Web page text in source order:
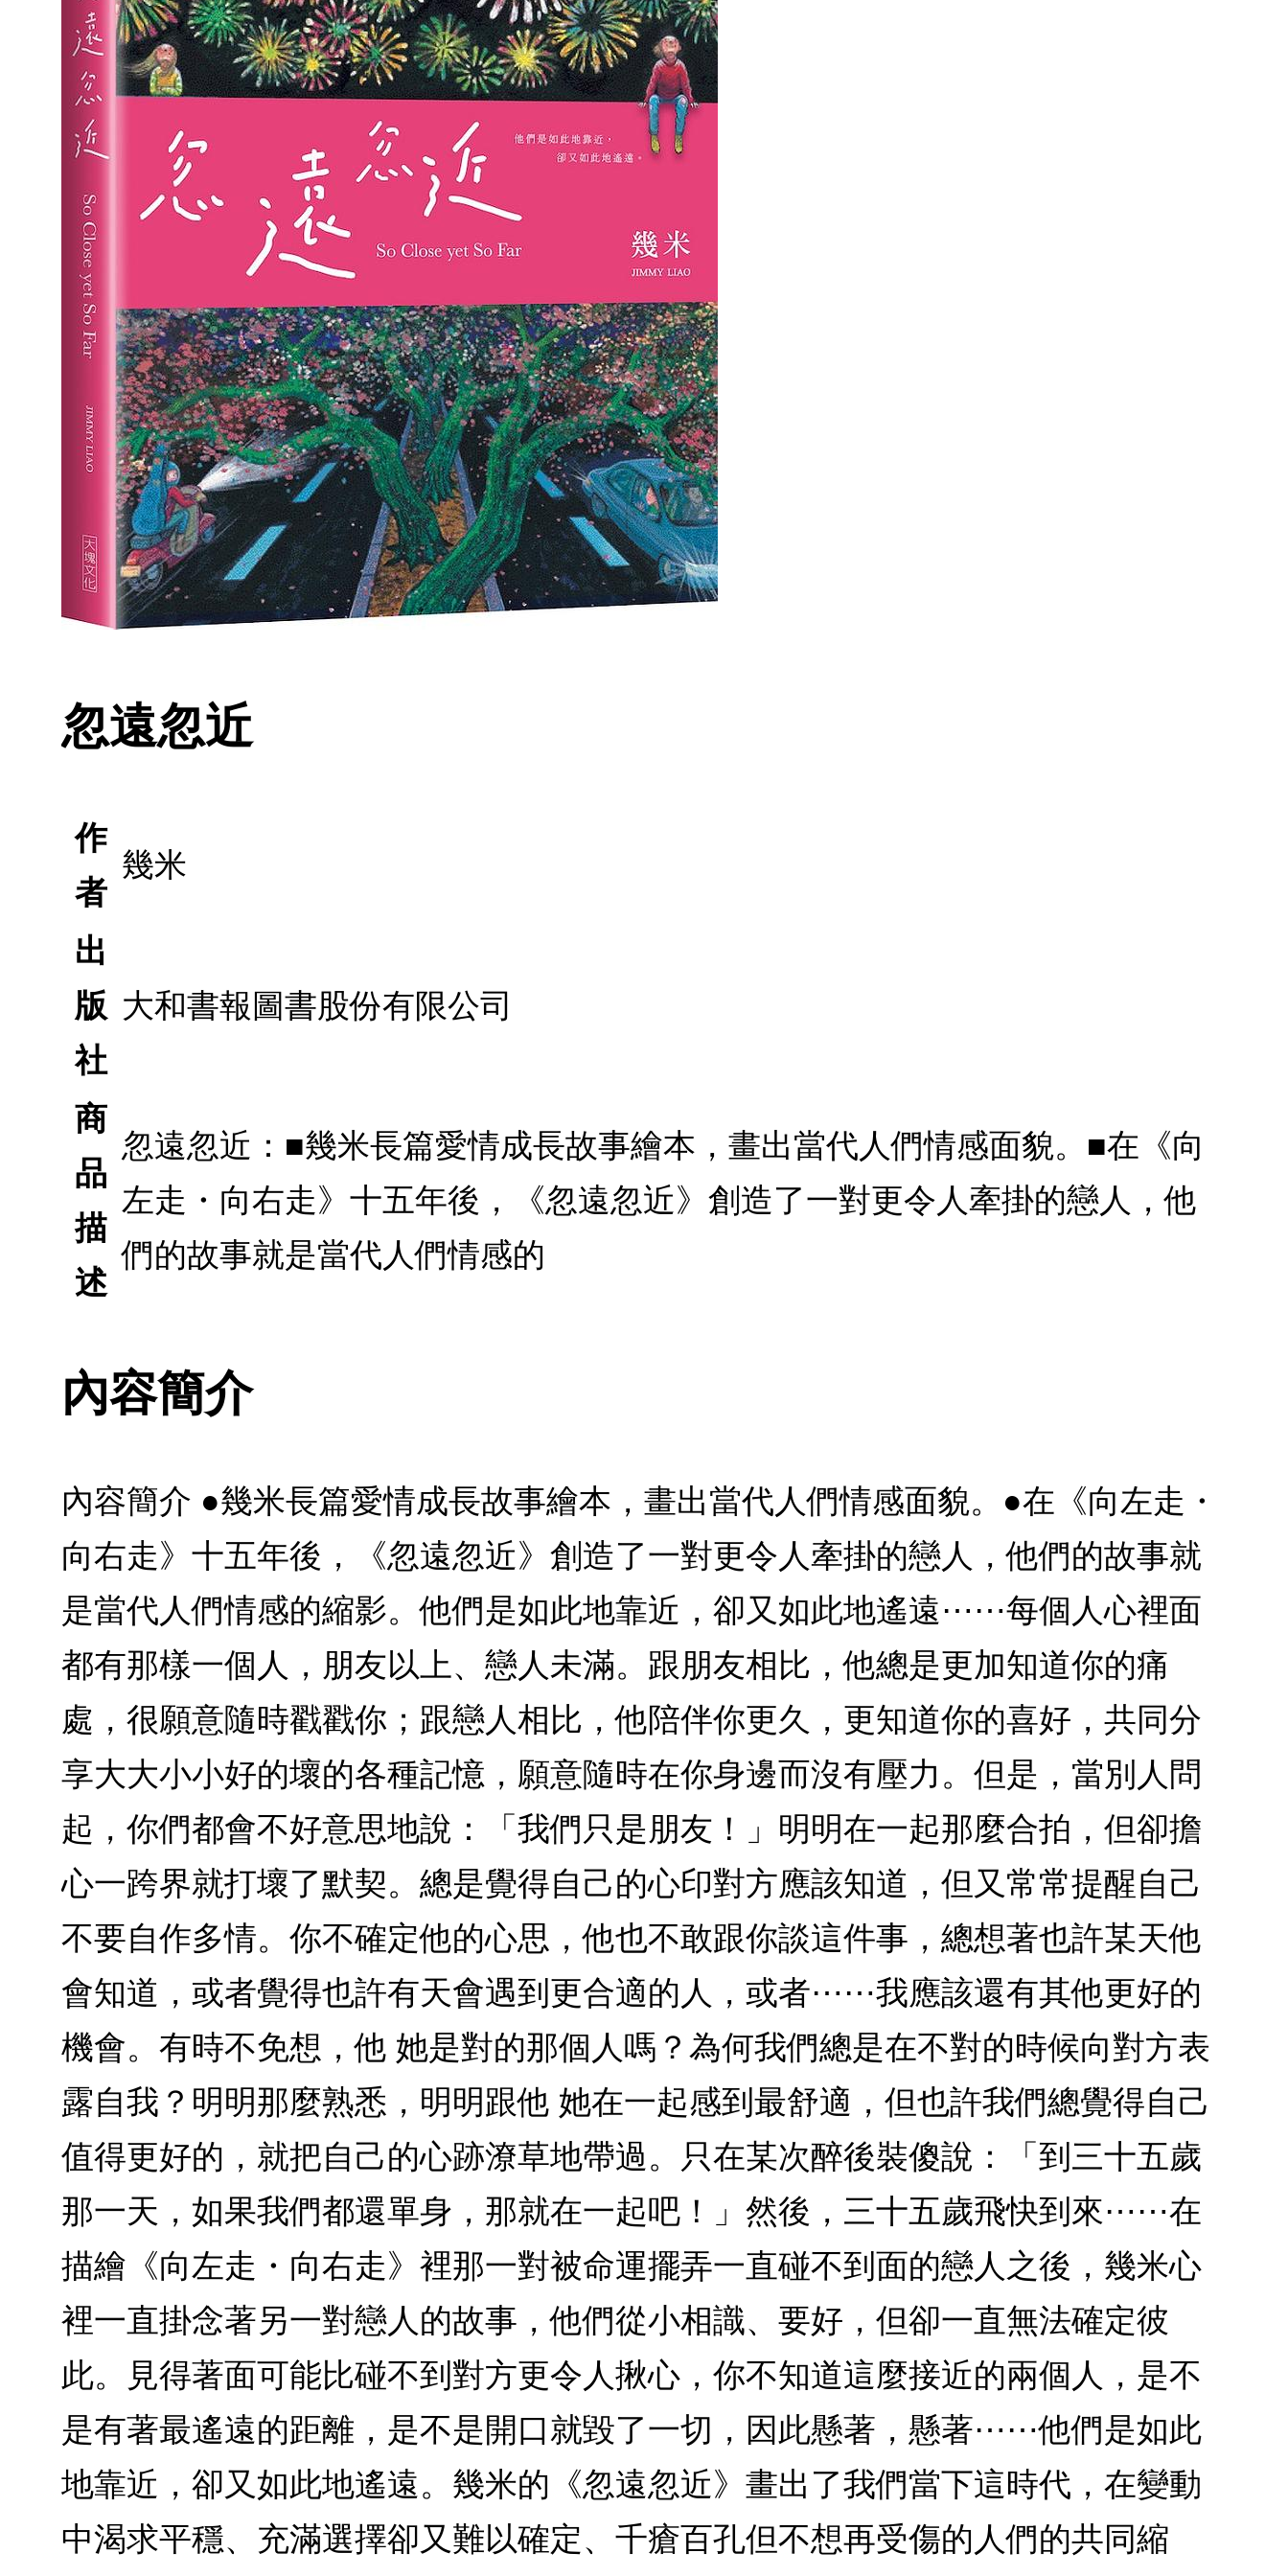
忽遠忽近
作
者
幾米
出
版
社
大和書報圖書股份有限公司
商
品
描
述
忽遠忽近：■幾米長篇愛情成長故事繪本，畫出當代人們情感面貌。■在《向
左走・向右走》十五年後，《忽遠忽近》創造了一對更令人牽掛的戀人，他
們的故事就是當代人們情感的
內容簡介
內容簡介 ●幾米長篇愛情成長故事繪本，畫出當代人們情感面貌。●在《向左走・
向右走》十五年後，《忽遠忽近》創造了一對更令人牽掛的戀人，他們的故事就
是當代人們情感的縮影。他們是如此地靠近，卻又如此地遙遠⋯⋯每個人心裡面
都有那樣一個人，朋友以上、戀人未滿。跟朋友相比，他總是更加知道你的痛
處，很願意隨時戳戳你；跟戀人相比，他陪伴你更久，更知道你的喜好，共同分
享大大小小好的壞的各種記憶，願意隨時在你身邊而沒有壓力。但是，當別人問
起，你們都會不好意思地說：「我們只是朋友！」明明在一起那麼合拍，但卻擔
心一跨界就打壞了默契。總是覺得自己的心印對方應該知道，但又常常提醒自己
不要自作多情。你不確定他的心思，他也不敢跟你談這件事，總想著也許某天他
會知道，或者覺得也許有天會遇到更合適的人，或者⋯⋯我應該還有其他更好的
機會。有時不免想，他 她是對的那個人嗎？為何我們總是在不對的時候向對方表
露自我？明明那麼熟悉，明明跟他 她在一起感到最舒適，但也許我們總覺得自己
值得更好的，就把自己的心跡潦草地帶過。只在某次醉後裝傻說：「到三十五歲
那一天，如果我們都還單身，那就在一起吧！」然後，三十五歲飛快到來⋯⋯在
描繪《向左走・向右走》裡那一對被命運擺弄一直碰不到面的戀人之後，幾米心
裡一直掛念著另一對戀人的故事，他們從小相識、要好，但卻一直無法確定彼
此。見得著面可能比碰不到對方更令人揪心，你不知道這麼接近的兩個人，是不
是有著最遙遠的距離，是不是開口就毀了一切，因此懸著，懸著⋯⋯他們是如此
地靠近，卻又如此地遙遠。幾米的《忽遠忽近》畫出了我們當下這時代，在變動
中渴求平穩、充滿選擇卻又難以確定、千瘡百孔但不想再受傷的人們的共同縮